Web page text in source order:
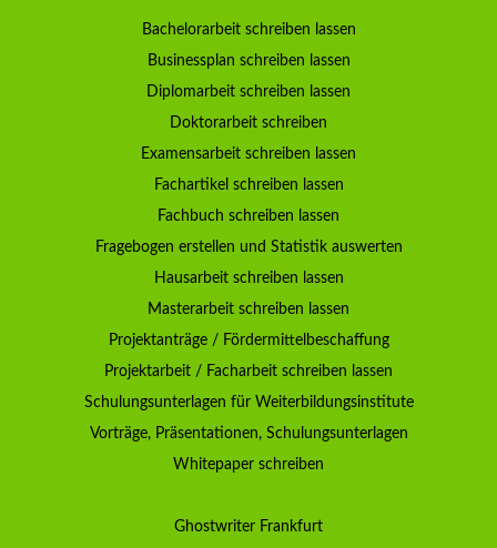
Bachelorarbeit schreiben lassen
Businessplan schreiben lassen
Diplomarbeit schreiben lassen
Doktorarbeit schreiben
Examensarbeit schreiben lassen
Fachartikel schreiben lassen
Fachbuch schreiben lassen
Fragebogen erstellen und Statistik auswerten
Hausarbeit schreiben lassen
Masterarbeit schreiben lassen
Projektanträge / Fördermittelbeschaffung
Projektarbeit / Facharbeit schreiben lassen
Schulungsunterlagen für Weiterbildungsinstitute
Vorträge, Präsentationen, Schulungsunterlagen
Whitepaper schreiben
Ghostwriter Frankfurt